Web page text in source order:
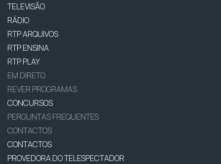
TELEVISÃO
RÁDIO
RTP ARQUIVOS
RTP ENSINA
RTP PLAY
EM DIRETO
REVER PROGRAMAS
CONCURSOS
PERGUNTAS FREQUENTES
CONTACTOS
CONTACTOS
PROVEDORA DO TELESPECTADOR